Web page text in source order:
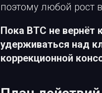
поэтому любой рост
Пока BTC не вернёт
удерживаться над
коррекционной